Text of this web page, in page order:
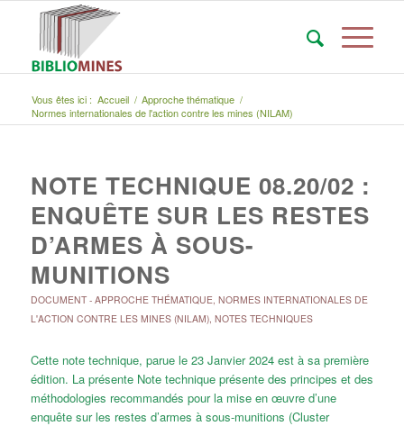
Vous êtes ici : Accueil / Approche thématique /
Normes internationales de l'action contre les mines (NILAM)
NOTE TECHNIQUE 08.20/02 :
ENQUÊTE SUR LES RESTES
D’ARMES À SOUS-
MUNITIONS
DOCUMENT- APPROCHE THÉMATIQUE, NORMES INTERNATIONALES DE
L'ACTION CONTRE LES MINES (NILAM), NOTES TECHNIQUES
Cette note technique, parue le 23 Janvier 2024 est à sa première
édition. La présente Note technique présente des principes et des
méthodologies recommandés pour la mise en œuvre d’une
enquête sur les restes d’armes à sous-munitions (Cluster